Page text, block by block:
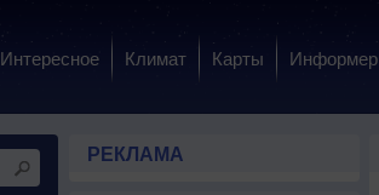
Интересное Климат Карты Информер
РЕКЛАМА